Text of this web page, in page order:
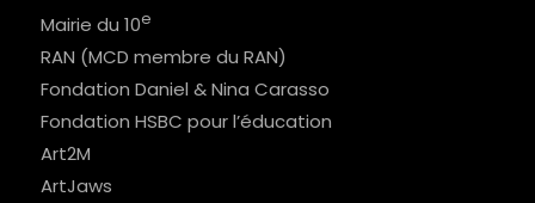
Mairie du 10e
RAN (MCD membre du RAN)
Fondation Daniel & Nina Carasso
Fondation HSBC pour l’éducation
Art2M
ArtJaws